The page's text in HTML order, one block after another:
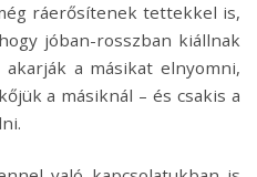
ráerősítenek tettekkel is,
jóban-rosszban kiállnak
a másikat elnyomni,
a másiknál – és csakis a